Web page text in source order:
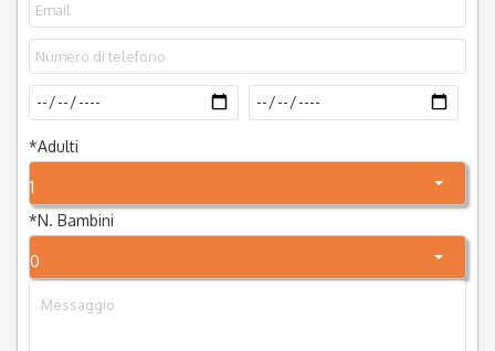
*Adulti
1
*N. Bambini
0